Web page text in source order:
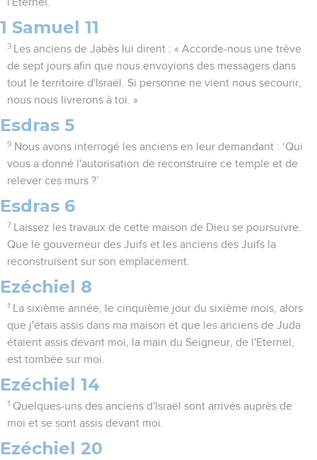
1 Samuel 11
3
Les anciens de Jabès lui dirent : « Accorde-nous une trêve
de sept jours afin que nous envoyions des messagers dans
tout le territoire d'Israël. Si personne ne vient nous secourir,
nous nous livrerons à toi. »
Esdras 5
9 Nous avons interrogé les anciens en leur demandant : ‘Qui
vous a donné l'autorisation de reconstruire ce temple et de
relever ces murs ?’
Esdras 6
7
Laissez les travaux de cette maison de Dieu se poursuivre.
Que le gouverneur des Juifs et les anciens des Juifs la
reconstruisent sur son emplacement.
Ezéchiel 8
1
La sixième année, le cinquième jour du sixième mois, alors
que j'étais assis dans ma maison et que les anciens de Juda
étaient assis devant moi, la main du Seigneur, de l'Eternel,
est tombée sur moi.
Ezéchiel 14
1 Quelques-uns des anciens d'Israël sont arrivés auprès de
moi et se sont assis devant moi.
Ezéchiel 20